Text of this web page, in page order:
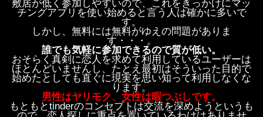
敷居が低く参加しやすいので、これをきっかけにマッ
チングアプリを使い始めると言う人は確かに多いで
す。
しかし、無料には無料がゆえの問題がありま
す・・・。
誰でも気軽に参加できるので質が低い。
おそらく真剣に恋人を求めて利用しているユーザーは
ほとんどいませんし、たとえ最初はそういった目的で
始めたとしても直ぐに現実を思い知って利用しなくな
ります。
男性はヤリモク、女性は暇つぶしです。
もともとtinderのコンセプトは交流を深めようというも